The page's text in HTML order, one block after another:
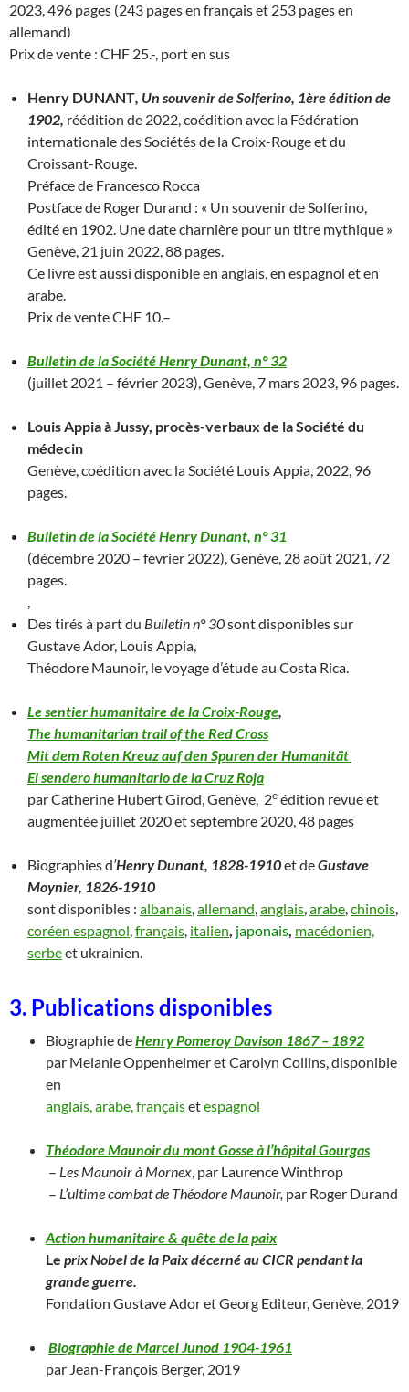
2023, 496 pages (243 pages en français et 253 pages en
allemand)
Prix de vente : CHF 25.-, port en sus
Henry DUNANT, Un souvenir de Solferino, 1ère édition de
1902, réédition de 2022, coédition avec la Fédération
internationale des Sociétés de la Croix-Rouge et du
Croissant-Rouge.
Préface de Francesco Rocca
Postface de Roger Durand : « Un souvenir de Solferino,
édité en 1902. Une date charnière pour un titre mythique »
Genève, 21 juin 2022, 88 pages.
Ce livre est aussi disponible en anglais, en espagnol et en
arabe.
Prix de vente CHF 10.–
Bulletin de la Société Henry Dunant, n° 32
(juillet 2021 – février 2023), Genève, 7 mars 2023, 96 pages.
Louis Appia à Jussy, procès-verbaux de la Société du
médecin
Genève, coédition avec la Société Louis Appia, 2022, 96
pages.
Bulletin de la Société Henry Dunant, n° 31
(décembre 2020 – février 2022), Genève, 28 août 2021, 72
pages.
,
Des tirés à part du Bulletin n° 30sont disponibles sur
Gustave Ador, Louis Appia,
Théodore Maunoir, le voyage d’étude au Costa Rica.
Le sentier humanitaire de la Croix-Rouge,
The humanitarian trail of the Red Cross
Mit dem Roten Kreuz auf den Spuren der Humanität
El sendero humanitario de la Cruz Roja
par Catherine Hubert Girod, Genève, 2e édition revue et
augmentée juillet 2020 et septembre 2020, 48 pages
Biographies d’Henry Dunant, 1828-1910et deGustave
Moynier, 1826-1910
sont disponibles : albanais,allemand,anglais,arabe,chinois,
coréen espagnol,français, italien, japonais, macédonien,
serbeet ukrainien.
3. Publications disponibles
Biographie deHenry Pomeroy Davison 1867 – 1892
par Melanie Oppenheimer et Carolyn Collins, disponible
en
anglais,arabe,françaisetespagnol
Théodore Maunoir du mont Gosse à l’hôpital Gourgas
– Les Maunoir à Mornex, par Laurence Winthrop
– L’ultime combat de Théodore Maunoir, par Roger Durand
Action humanitaire & quête de la paix
Le prix Nobel de la Paix décerné au CICR pendant la
grande guerre.
Fondation Gustave Ador et Georg Editeur, Genève, 2019
Biographie de Marcel Junod 1904-1961
par Jean-François Berger, 2019